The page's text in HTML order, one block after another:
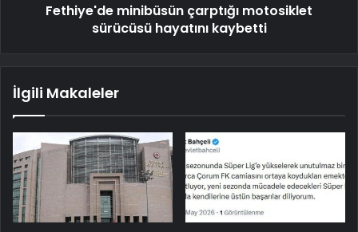
Fethiye'de minibüsün çarptığı motosiklet
sürücüsü hayatını kaybetti
İlgili Makaleler